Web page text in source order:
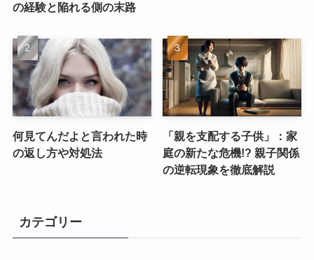
の経験と陥れる側の末路
何見てんだよと言われた時
の返し方や対処法
「親を支配する子供」：家
庭の新たな危機!? 親子関係
の逆転現象を徹底解説
カテゴリー